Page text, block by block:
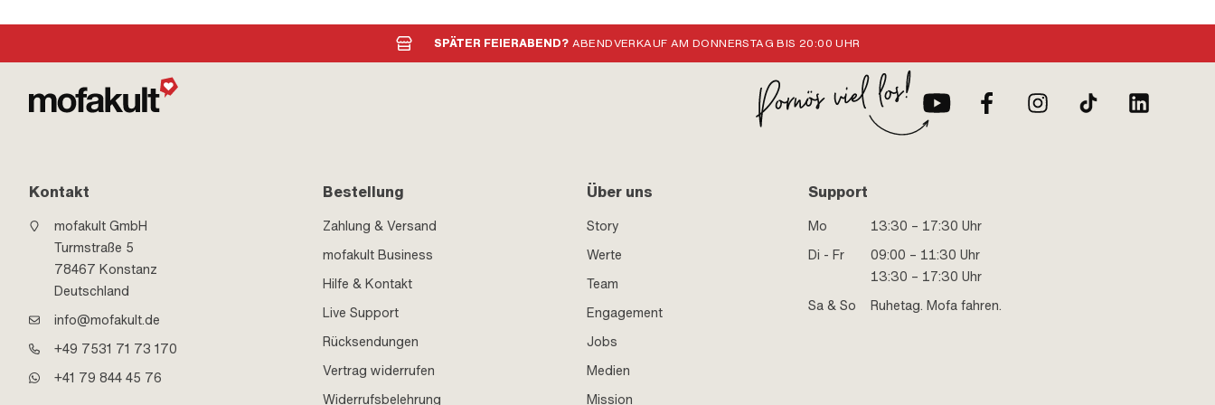
SPÄTER FEIERABEND? ABENDVERKAUF AM DONNERSTAG BIS 20:00 UHR
Kontakt
mofakult GmbH
Turmstraße 5
78467 Konstanz
Deutschland
info@mofakult.de
+49 7531 71 73 170
+41 79 844 45 76
Bestellung
Zahlung & Versand
mofakult Business
Hilfe & Kontakt
Live Support
Rücksendungen
Vertrag widerrufen
Widerrufsbelehrung
Über uns
Story
Werte
Team
Engagement
Jobs
Medien
Mission
Support
Mo
13:30 – 17:30 Uhr
Di - Fr
09:00 – 11:30 Uhr
13:30 – 17:30 Uhr
Sa & So
Ruhetag. Mofa fahren.